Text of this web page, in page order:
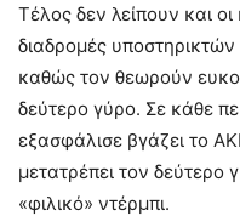
Τέλος δεν λείπουν και οι
διαδρομές
καθώς τον θεωρούν
δεύτερο γύρο. Σε κάθε
εξασφάλισε βγάζει το
μετατρέπει τον
«φιλικό» ντέρμπι.